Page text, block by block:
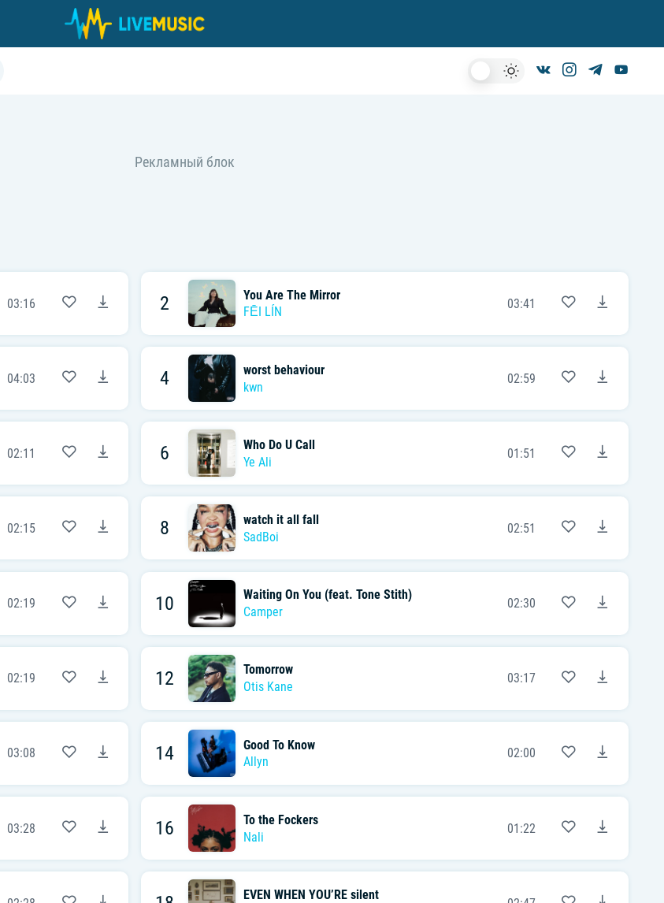
03:16 2
You Are The Mirror
FĒI LÍN
03:41
04:03 4
worst behaviour
kwn
02:59
02:11 6
Who Do U Call
Ye Ali
01:51
02:15 8
watch it all fall
SadBoi
02:51
02:19 10
Waiting On You (feat. Tone Stith)
Camper
02:30
02:19 12
Tomorrow
Otis Kane
03:17
03:08 14
Good To Know
Allyn
02:00
03:28 16
To the Fockers
Nali
01:22
EVEN WHEN YOU’RE silent